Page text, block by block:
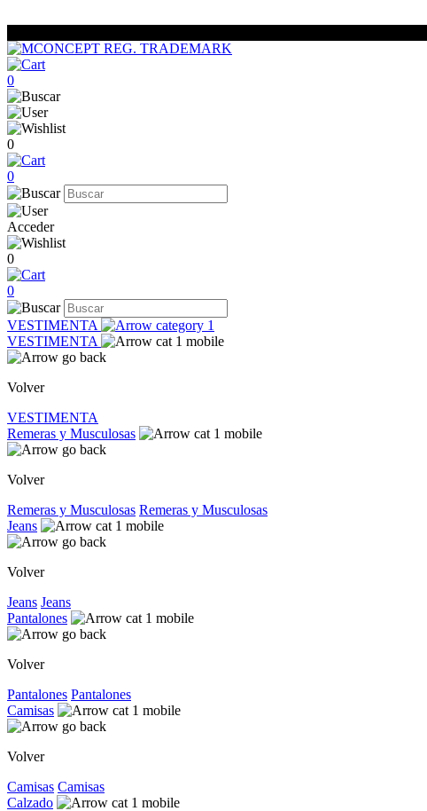
0
0
0
Acceder
0
0
VESTIMENTA
VESTIMENTA
Volver
VESTIMENTA
Remeras y Musculosas
Volver
Remeras y Musculosas Remeras y Musculosas
Jeans
Volver
Jeans Jeans
Pantalones
Volver
Pantalones Pantalones
Camisas
Volver
Camisas Camisas
Calzado